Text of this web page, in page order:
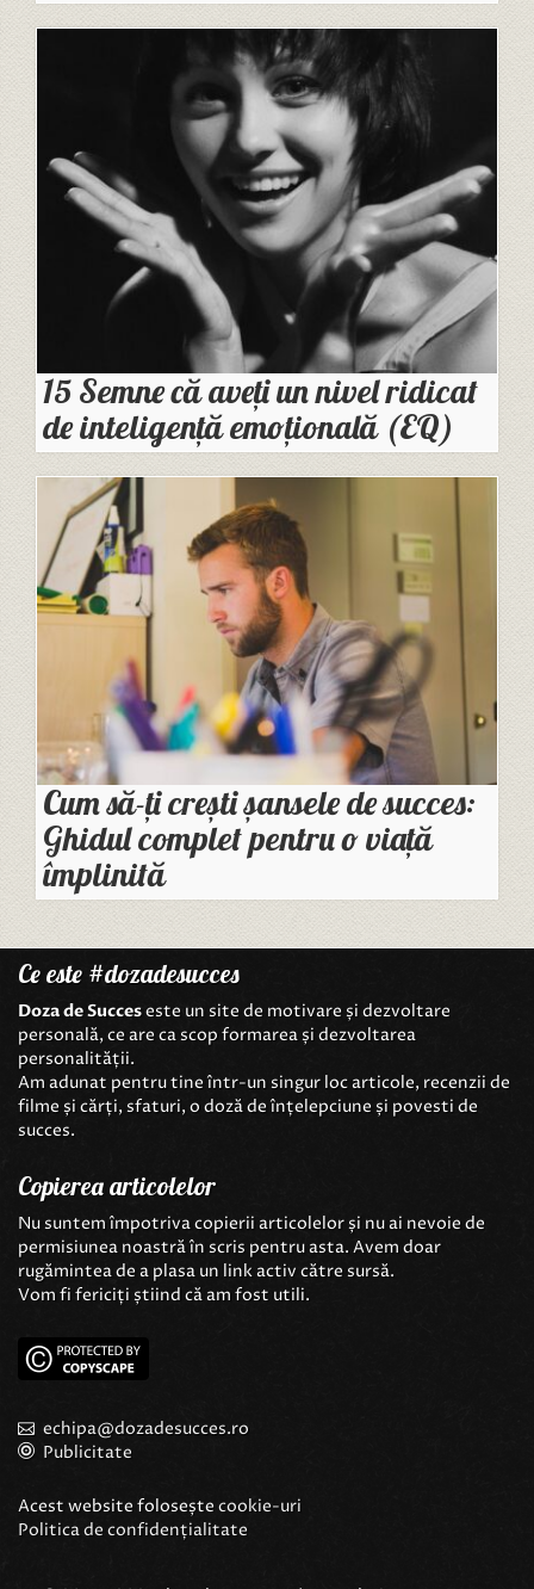
15 Semne că aveți un nivel ridicat
de inteligență emoțională (EQ)
Cum să-ți crești șansele de succes:
Ghidul complet pentru o viață
împlinită
Ce este #dozadesucces
Doza de Succeseste un site de motivare și dezvoltare
personală, ce are ca scop formarea și dezvoltarea
personalității.
Am adunat pentru tine într-un singur loc articole, recenzii de
filme și cărți, sfaturi, o doză de înțelepciune și povesti de
succes.
Copierea articolelor
Nu suntem împotriva copierii articolelor și nu ai nevoie de
permisiunea noastră în scris pentru asta. Avem doar
rugămintea de a plasa un link activ către sursă.
Vom fi fericiți știind că am fost utili.
echipa@dozadesucces.ro
Publicitate
Acest website folosește cookie-uri
Politica de confidențialitate